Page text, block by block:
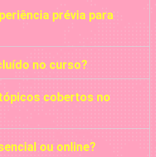
prévia para
no curso?
cobertos no
ou online?